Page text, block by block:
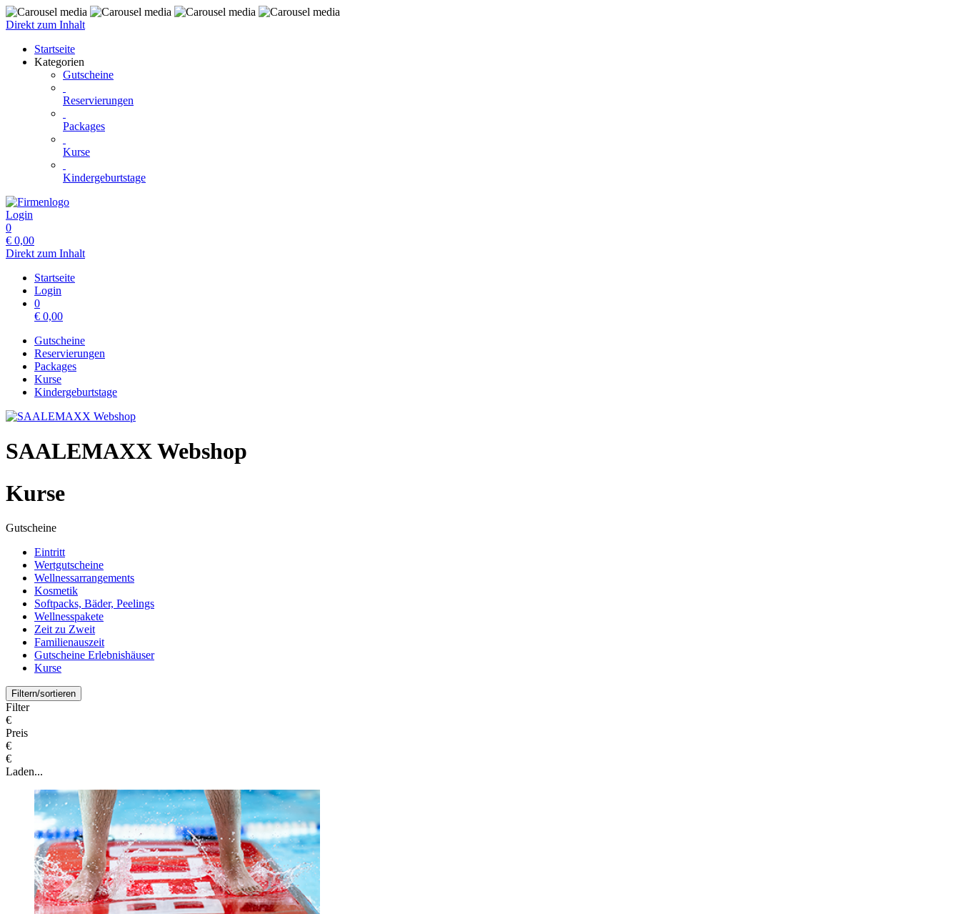
Direkt zum Inhalt
Startseite
Kategorien
Gutscheine
Reservierungen
Packages
Kurse
Kindergeburtstage
Login
0
€ 0,00
Direkt zum Inhalt
Startseite
Login
0
€ 0,00
Gutscheine
Reservierungen
Packages
Kurse
Kindergeburtstage
SAALEMAXX Webshop
Kurse
Gutscheine
Eintritt
Wertgutscheine
Wellnessarrangements
Kosmetik
Softpacks, Bäder, Peelings
Wellnesspakete
Zeit zu Zweit
Familienauszeit
Gutscheine Erlebnishäuser
Kurse
Filtern/sortieren
Filter
€
Preis
€
€
Laden...